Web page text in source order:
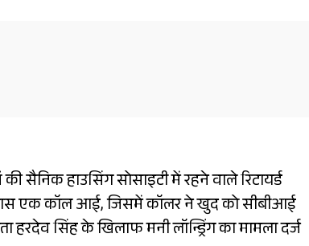
हाउसिंग सोसाइटी में रहने वाले रिटायर्ड
पास एक कॉल आई, जिसमें कॉलर ने खुद को सीबीआई
सिंह के खिलाफ मनी लॉन्ड्रिंग का मामला दर्ज